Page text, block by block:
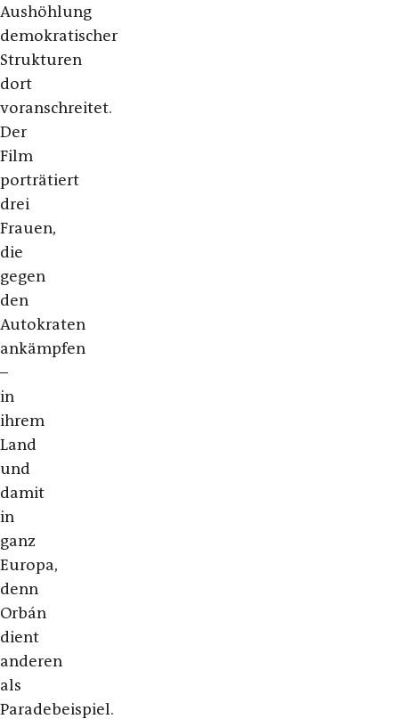
Aushöhlung
demokratischer
Strukturen
dort
voranschreitet.
Der
Film
porträtiert
drei
Frauen,
die
gegen
den
Autokraten
ankämpfen
–
in
ihrem
Land
und
damit
in
ganz
Europa,
denn
Orbán
dient
anderen
als
Paradebeispiel.